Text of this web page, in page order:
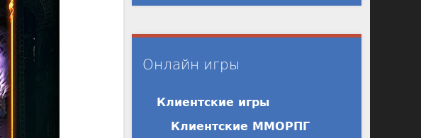
Онлайн игры
Клиентские игры
Клиентские ММОРПГ